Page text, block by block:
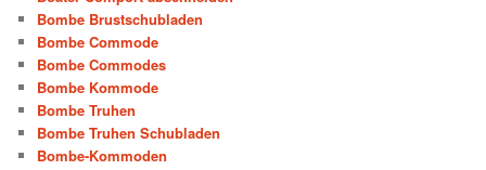
Bombe Brustschubladen
Bombe Commode
Bombe Commodes
Bombe Kommode
Bombe Truhen
Bombe Truhen Schubladen
Bombe-Kommoden